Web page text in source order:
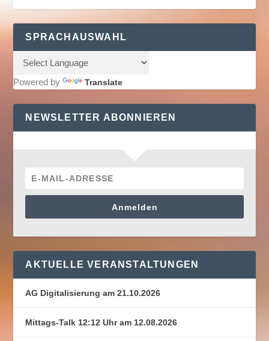
SPRACHAUSWAHL
Powered by Translate
NEWSLETTER ABONNIEREN
Anmelden
AKTUELLE VERANSTALTUNGEN
AG Digitalisierung am 21.10.2026
Mittags-Talk 12:12 Uhr am 12.08.2026